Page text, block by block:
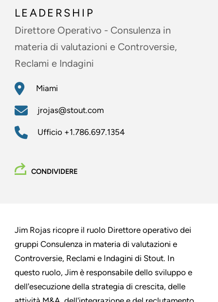
LEADERSHIP
Direttore Operativo - Consulenza in
materia di valutazioni e Controversie,
Reclami e Indagini
Miami
jrojas@stout.com
Ufficio +1.786.697.1354
CONDIVIDERE
Jim Rojas ricopre il ruolo Direttore operativo dei
gruppi Consulenza in materia di valutazioni e
Controversie, Reclami e Indagini di Stout. In
questo ruolo, Jim è responsabile dello sviluppo e
dell'esecuzione della strategia di crescita, delle